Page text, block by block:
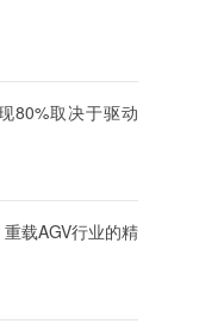
80%取决于驱动
载AGV行业的精